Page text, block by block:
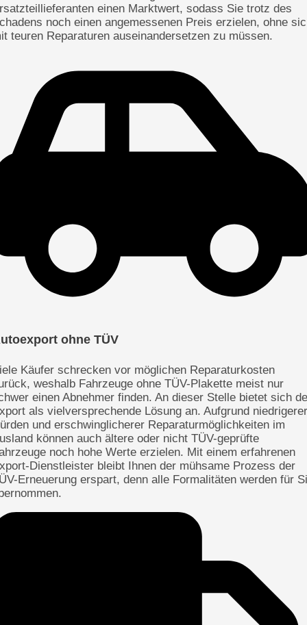
einen Marktwert, sodass Sie trotz des
noch einen angemessenen Preis erzielen, ohne
teuren Reparaturen auseinandersetzen zu müssen.
ohne TÜV
Käufer schrecken vor möglichen Reparaturkosten
weshalb Fahrzeuge ohne TÜV-Plakette meist nur
einen Abnehmer finden. An dieser Stelle bietet sich
als vielversprechende Lösung an. Aufgrund niedrigerer
und erschwinglicherer Reparaturmöglichkeiten im
können auch ältere oder nicht TÜV-geprüfte
noch hohe Werte erzielen. Mit einem erfahrenen
Dienstleister bleibt Ihnen der mühsame Prozess der
Erneuerung erspart, denn alle Formalitäten werden für